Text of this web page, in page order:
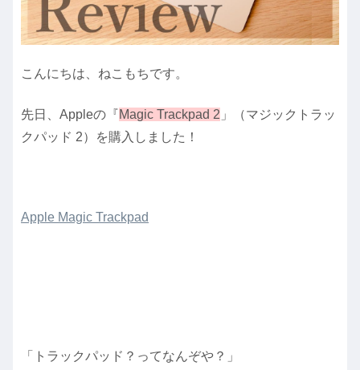
こんにちは、ねこもちです。
先日、Appleの『Magic Trackpad 2 」（マジックトラッ
クパッド 2）を購入しました！
Apple Magic Trackpad
「トラックパッド？ってなんぞや？」